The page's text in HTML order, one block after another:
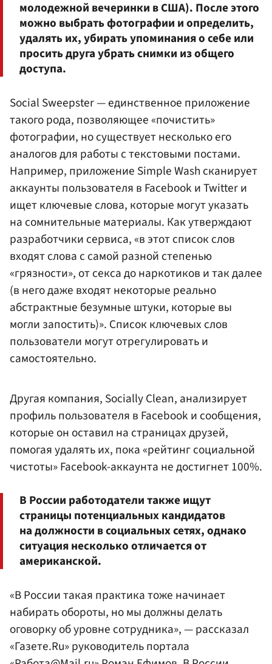
молодежной вечеринки в США). После этого
можно выбрать фотографии и определить,
удалять их, убирать упоминания о себе или
просить друга убрать снимки из общего
доступа.
Social Sweepster — единственное приложение
такого рода, позволяющее «почистить»
фотографии, но существует несколько его
аналогов для работы с текстовыми постами.
Например, приложение Simple Wash сканирует
аккаунты пользователя в Facebook и Twitter и
ищет ключевые слова, которые могут указать
на сомнительные материалы. Как утверждают
разработчики сервиса, «в этот список слов
входят слова с самой разной степенью
«грязности», от секса до наркотиков и так далее
(в него даже входят некоторые реально
абстрактные безумные штуки, которые вы
могли запостить)». Список ключевых слов
пользователи могут отрегулировать и
самостоятельно.
Другая компания, Socially Clean, анализирует
профиль пользователя в Facebook и сообщения,
которые он оставил на страницах друзей,
помогая удалять их, пока «рейтинг социальной
чистоты» Facebook-аккаунта не достигнет 100%.
В России работодатели также ищут
страницы потенциальных кандидатов
на должности в социальных сетях, однако
ситуация несколько отличается от
американской.
«В России такая практика тоже начинает
набирать обороты, но мы должны делать
оговорку об уровне сотрудника», — рассказал
«Газете.Ru» руководитель портала